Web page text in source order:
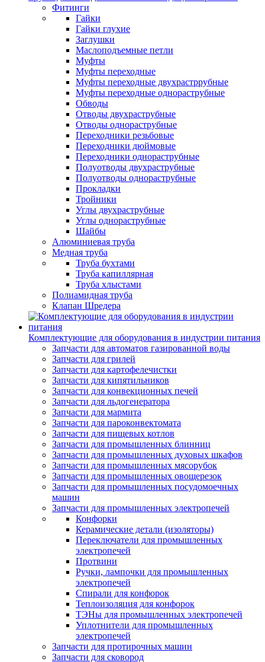
Фитинги
Гайки
Гайки глухие
Заглушки
Маслоподъемные петли
Муфты
Муфты переходные
Муфты переходные двухрастррубные
Муфты переходные однораструбные
Обводы
Отводы двухраструбные
Отводы однораструбные
Переходники резьбовые
Переходники дюймовые
Переходники однораструбные
Полуотводы двухраструбные
Полуотводы однораструбные
Прокладки
Тройники
Углы двухраструбные
Углы однораструбные
Шайбы
Алюминиевая труба
Медная труба
Труба бухтами
Труба капиллярная
Труба хлыстами
Полиамидная труба
Клапан Шредера
Комплектующие для оборудования в индустрии питания
Запчасти для автоматов газированной воды
Запчасти для грилей
Запчасти для картофелечистки
Запчасти для кипятильников
Запчасти для конвекционных печей
Запчасти для льдогенератора
Запчасти для мармита
Запчасти для пароконвектомата
Запчасти для пищевых котлов
Запчасти для промышленных блинниц
Запчасти для промышленных духовых шкафов
Запчасти для промышленных мясорубок
Запчасти для промышленных овощерезок
Запчасти для промышленных посудомоечных
машин
Запчасти для промышленных электропечей
Конфорки
Керамические детали (изоляторы)
Переключатели для промышленных
электропечей
Протвини
Ручки, лампочки для промышленных
электропечей
Спирали для конфорок
Теплоизоляция для конфорок
ТЭНы для промышленных электропечей
Уплотнители для промышленных
электропечей
Запчасти для протирочных машин
Запчасти для сковород